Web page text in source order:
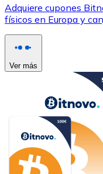
Adquiere cupones
físicos en Europa y
Ver más